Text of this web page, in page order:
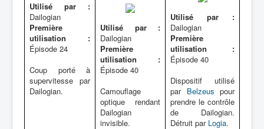
Utilisé par :
Dailogian
Première
utilisation :
Épisode 24
Coup porté à
supervitesse par
Dailogian.
Utilisé par :
Dailogian
Première
utilisation :
Épisode 40
Camouflage
optique rendant
Dailogian
invisible.
Utilisé par :
Dailogian
Première
utilisation :
Épisode 40
Dispositif utilisé
par Belzeus pour
prendre le contrôle
de Dailogian.
Détruit par Logia.